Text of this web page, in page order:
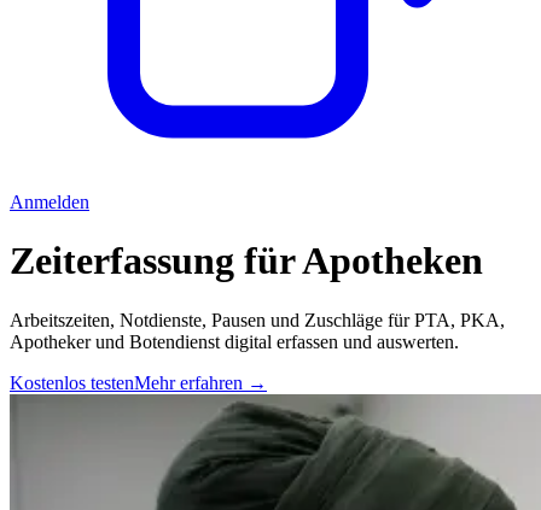
Anmelden
Zeiterfassung für Apotheken
Arbeitszeiten, Notdienste, Pausen und Zuschläge für PTA, PKA,
Apotheker und Botendienst digital erfassen und auswerten.
Kostenlos testenMehr erfahren →